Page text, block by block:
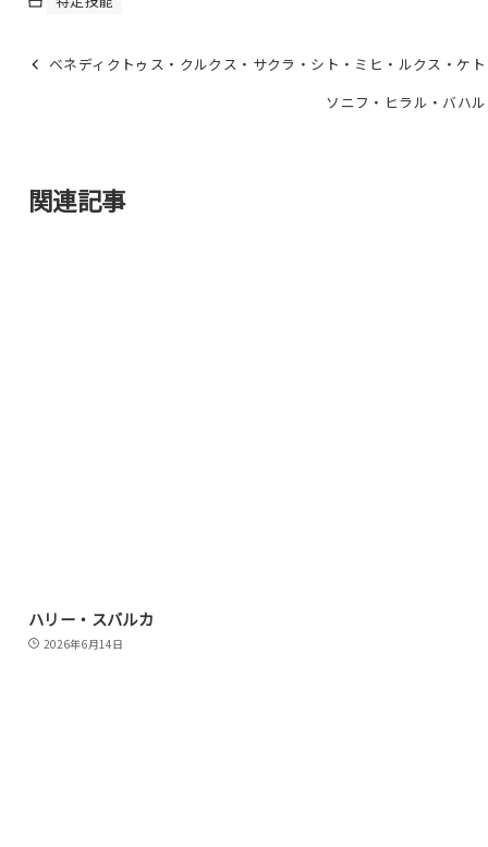
ベネディクトゥス・クルクス・サクラ・シト・ミヒ・ルクス・ケ
ソニフ・ヒラル・バハ
関連記事
ハリー・スバルカ
2026年6月14日